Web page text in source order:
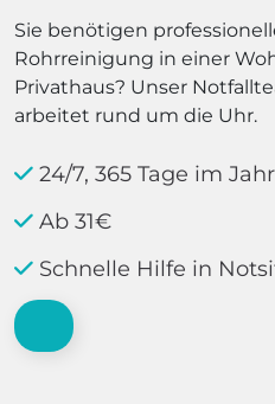
Sie benötigen
Rohrreinigung in einer
Privathaus? Unser
arbeitet rund um die Uhr.
24/7, 365 Tage im Jahr
Ab 31€
Schnelle Hilfe in